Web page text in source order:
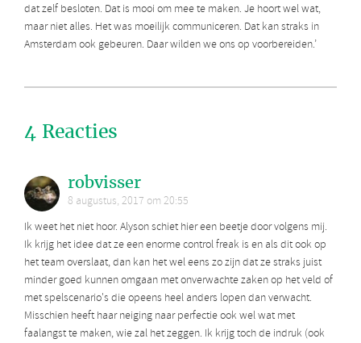
dat zelf besloten. Dat is mooi om mee te maken. Je hoort wel wat,
maar niet alles. Het was moeilijk communiceren. Dat kan straks in
Amsterdam ook gebeuren. Daar wilden we ons op voorbereiden.’
4 Reacties
robvisser
8 augustus, 2017 om 20:55
Ik weet het niet hoor. Alyson schiet hier een beetje door volgens mij.
Ik krijg het idee dat ze een enorme control freak is en als dit ook op
het team overslaat, dan kan het wel eens zo zijn dat ze straks juist
minder goed kunnen omgaan met onverwachte zaken op het veld of
met spelscenario's die opeens heel anders lopen dan verwacht.
Misschien heeft haar neiging naar perfectie ook wel wat met
faalangst te maken, wie zal het zeggen. Ik krijg toch de indruk (ook